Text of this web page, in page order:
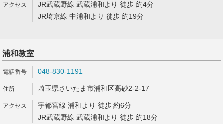
JR武蔵野線 武蔵浦和より 徒歩 約4分
JR埼京線 中浦和より 徒歩 約19分
浦和教室
048-830-1191
埼玉県さいたま市浦和区高砂2-2-17
宇都宮線 浦和より 徒歩 約6分
JR武蔵野線 武蔵浦和より 徒歩 約18分